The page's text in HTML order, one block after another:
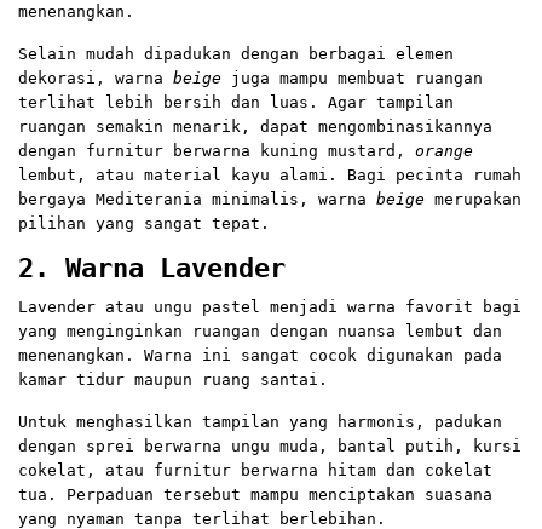
menenangkan.
Selain mudah dipadukan dengan berbagai elemen
dekorasi, warna beige juga mampu membuat ruangan
terlihat lebih bersih dan luas. Agar tampilan
ruangan semakin menarik, dapat mengombinasikannya
dengan furnitur berwarna kuning mustard, orange
lembut, atau material kayu alami. Bagi pecinta rumah
bergaya Mediterania minimalis, warna beige merupakan
pilihan yang sangat tepat.
2. Warna Lavender
Lavender atau ungu pastel menjadi warna favorit bagi
yang menginginkan ruangan dengan nuansa lembut dan
menenangkan. Warna ini sangat cocok digunakan pada
kamar tidur maupun ruang santai.
Untuk menghasilkan tampilan yang harmonis, padukan
dengan sprei berwarna ungu muda, bantal putih, kursi
cokelat, atau furnitur berwarna hitam dan cokelat
tua. Perpaduan tersebut mampu menciptakan suasana
yang nyaman tanpa terlihat berlebihan.